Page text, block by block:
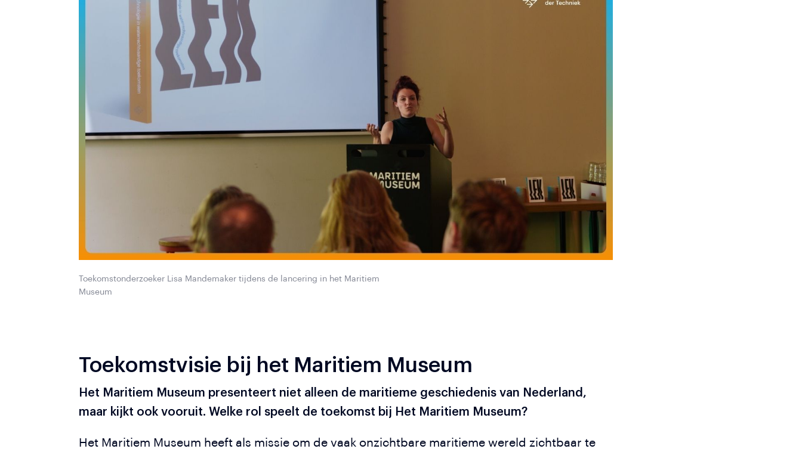
Toekomstonderzoeker Lisa Mandemaker tijdens de lancering in het Maritiem
Museum
Toekomstvisie bij het Maritiem Museum
Het Maritiem Museum presenteert niet alleen de maritieme geschiedenis van Nederland,
maar kijkt ook vooruit. Welke rol speelt de toekomst bij Het Maritiem Museum?
Het Maritiem Museum heeft als missie om de vaak onzichtbare maritieme wereld zichtbaar te